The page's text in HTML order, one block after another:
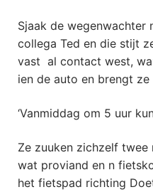
Sjaak de wegenwachter
collega Ted en die stijt
vast al contact west,
ien de auto en brengt
‘Vanmiddag om 5 uur
Ze zuuken zichzelf
wat proviand en n
het fietspad richting